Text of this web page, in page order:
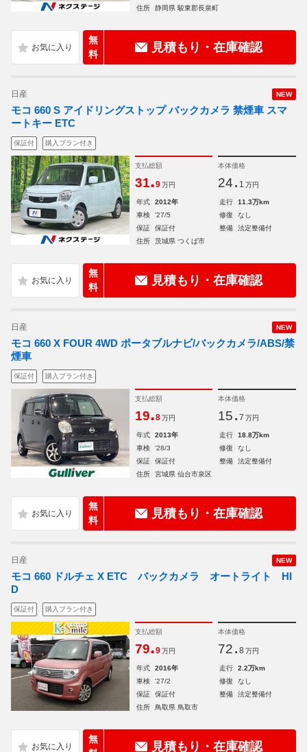
住所
静岡県 駿東郡長泉町
無
料
見積もり・在庫確認
NEW
日産
モコ 660 S アイドリングストップ バックカメラ 禁煙車 スマ
ートキー ETC
保証付 購入プラン付き
支払総額
31.9 万円
本体価格
24. 1 万円
年式 2012年 走行
11.3万km
車検
'27/5 修復
なし
保証
保証付 整備
法定整備付
住所
茨城県 つくば市
無
料
見積もり・在庫確認
NEW
日産
モコ 660 X FOUR 4WD ポータブルナビ/バックカメラ/ABS/禁
煙車
保証付 購入プラン付き
支払総額
19.8 万円
本体価格
15. 7 万円
年式 2013年 走行
18.8万km
車検
'28/3 修復
なし
保証
保証付 整備
法定整備付
住所
宮城県 仙台市泉区
無
料
見積もり・在庫確認
NEW
日産
モコ 660 ドルチェ X ETC バックカメラ オートライト HI
D
保証付 購入プラン付き
支払総額
79.9 万円
本体価格
72. 8 万円
年式 2016年 走行
2.2万km
車検
'27/2 修復
なし
保証
保証付 整備
法定整備付
住所
鳥取県 鳥取市
無
見積もり・在庫確認